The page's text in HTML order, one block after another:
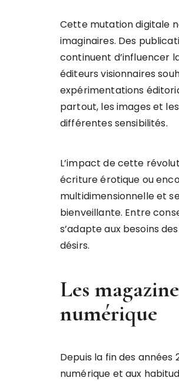
Cette mutation digitale
imaginaires. Des
continuent d’influencer
éditeurs visionnaires
expérimentations
partout, les images et
différentes sensibilités.
L’impact de cette
écriture érotique ou
multidimensionnelle et
bienveillante. Entre
s’adapte aux besoins
désirs.
Les
numérique
Depuis la fin des
numérique et aux